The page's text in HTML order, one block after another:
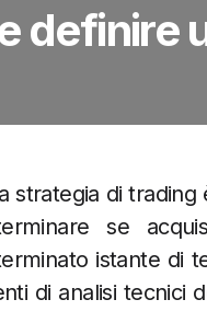
definire
strategia di
se
istante di
di analisi tecnici